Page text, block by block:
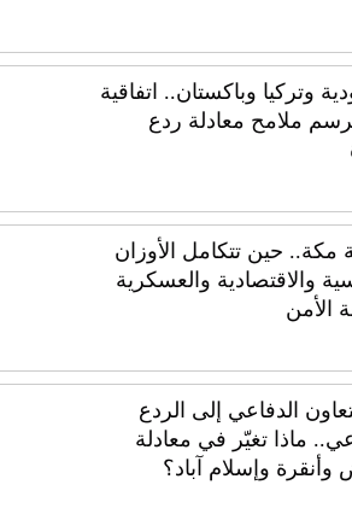
وتركيا وباكستان.. اتفاقية
ملامح معادلة ردع
مكة.. حين تتكامل الأوزان
والاقتصادية والعسكرية
الأمن
الدفاعي إلى الردع
ماذا تغيّر في معادلة
وأنقرة وإسلام آباد؟